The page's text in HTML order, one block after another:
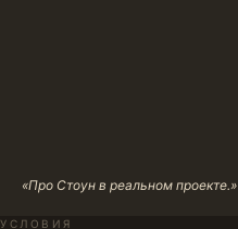
«Про Стоун в реальном проекте.»
УСЛОВИЯ